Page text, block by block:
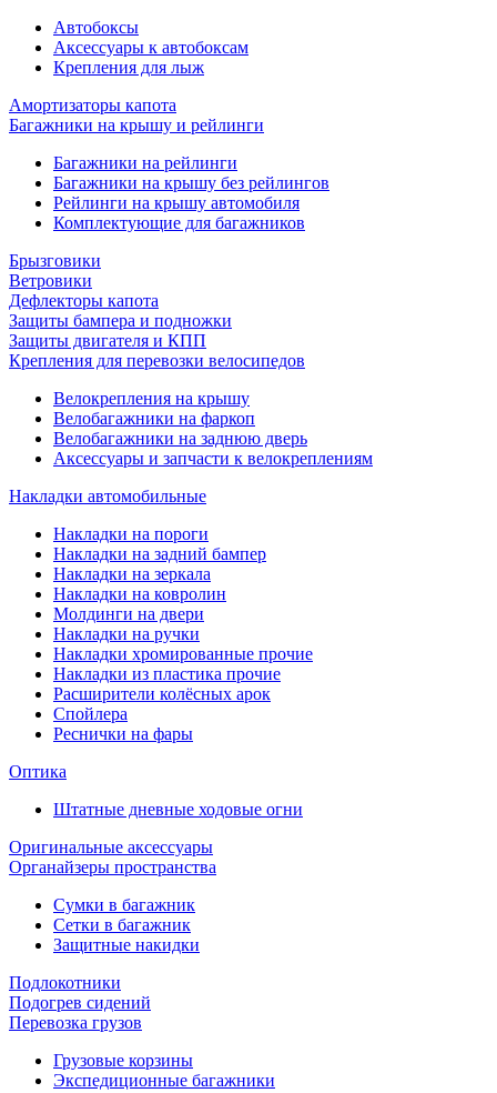
Автобоксы
Аксессуары к автобоксам
Крепления для лыж
Амортизаторы капота
Багажники на крышу и рейлинги
Багажники на рейлинги
Багажники на крышу без рейлингов
Рейлинги на крышу автомобиля
Комплектующие для багажников
Брызговики
Ветровики
Дефлекторы капота
Защиты бампера и подножки
Защиты двигателя и КПП
Крепления для перевозки велосипедов
Велокрепления на крышу
Велобагажники на фаркоп
Велобагажники на заднюю дверь
Аксессуары и запчасти к велокреплениям
Накладки автомобильные
Накладки на пороги
Накладки на задний бампер
Накладки на зеркала
Накладки на ковролин
Молдинги на двери
Накладки на ручки
Накладки хромированные прочие
Накладки из пластика прочие
Расширители колёсных арок
Спойлера
Реснички на фары
Оптика
Штатные дневные ходовые огни
Оригинальные аксессуары
Органайзеры пространства
Сумки в багажник
Сетки в багажник
Защитные накидки
Подлокотники
Подогрев сидений
Перевозка грузов
Грузовые корзины
Экспедиционные багажники